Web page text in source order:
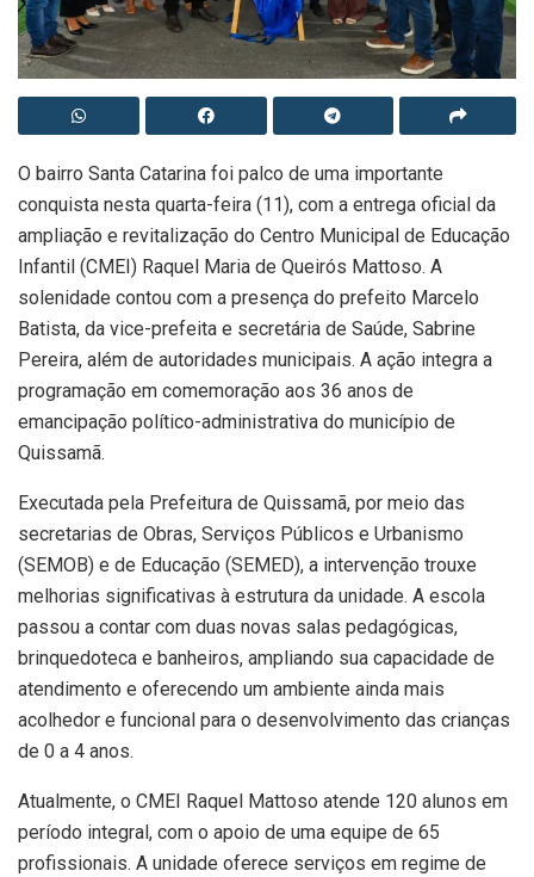
O bairro Santa Catarina foi palco de uma importante
conquista nesta quarta-feira (11), com a entrega oficial da
ampliação e revitalização do Centro Municipal de Educação
Infantil (CMEI) Raquel Maria de Queirós Mattoso. A
solenidade contou com a presença do prefeito Marcelo
Batista, da vice-prefeita e secretária de Saúde, Sabrine
Pereira, além de autoridades municipais. A ação integra a
programação em comemoração aos 36 anos de
emancipação político-administrativa do município de
Quissamã.
Executada pela Prefeitura de Quissamã, por meio das
secretarias de Obras, Serviços Públicos e Urbanismo
(SEMOB) e de Educação (SEMED), a intervenção trouxe
melhorias significativas à estrutura da unidade. A escola
passou a contar com duas novas salas pedagógicas,
brinquedoteca e banheiros, ampliando sua capacidade de
atendimento e oferecendo um ambiente ainda mais
acolhedor e funcional para o desenvolvimento das crianças
de 0 a 4 anos.
Atualmente, o CMEI Raquel Mattoso atende 120 alunos em
período integral, com o apoio de uma equipe de 65
profissionais. A unidade oferece serviços em regime de